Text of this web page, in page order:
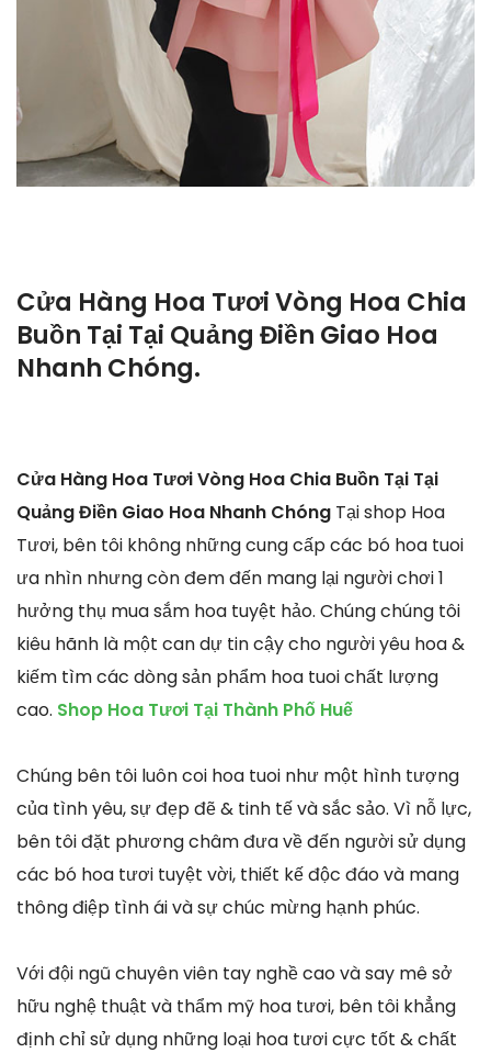
Cửa Hàng Hoa Tươi Vòng Hoa Chia
Buồn Tại Tại Quảng Điền Giao Hoa
Nhanh Chóng.
Cửa Hàng Hoa Tươi Vòng Hoa Chia Buồn Tại Tại
Quảng Điền Giao Hoa Nhanh Chóng Tại shop Hoa
Tươi, bên tôi không những cung cấp các bó hoa tuoi
ưa nhìn nhưng còn đem đến mang lại người chơi 1
hưởng thụ mua sắm hoa tuyệt hảo. Chúng chúng tôi
kiêu hãnh là một can dự tin cậy cho người yêu hoa &
kiếm tìm các dòng sản phẩm hoa tuoi chất lượng
cao. Shop Hoa Tươi Tại Thành Phố Huế
Chúng bên tôi luôn coi hoa tuoi như một hình tượng
của tình yêu, sự đẹp đẽ & tinh tế và sắc sảo. Vì nỗ lực,
bên tôi đặt phương châm đưa về đến người sử dụng
các bó hoa tươi tuyệt vời, thiết kế độc đáo và mang
thông điệp tình ái và sự chúc mừng hạnh phúc.
Với đội ngũ chuyên viên tay nghề cao và say mê sở
hữu nghệ thuật và thẩm mỹ hoa tươi, bên tôi khẳng
định chỉ sử dụng những loại hoa tươi cực tốt & chất